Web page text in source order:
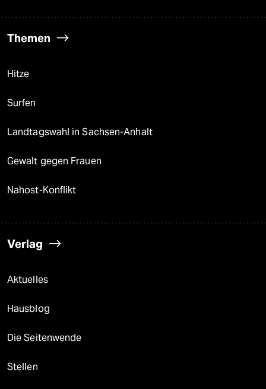
Themen
Hitze
Surfen
Landtagswahl in Sachsen-Anhalt
Gewalt gegen Frauen
Nahost-Konflikt
Verlag
Aktuelles
Hausblog
Die Seitenwende
Stellen